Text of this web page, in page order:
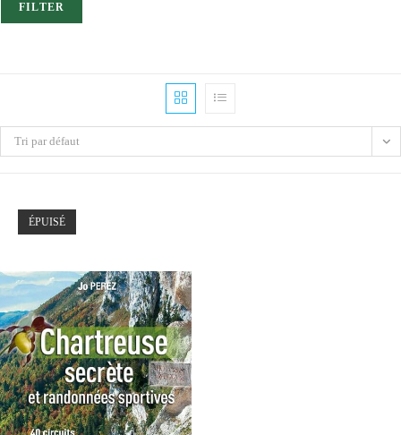
FILTER
Tri par défaut
ÉPUISÉ